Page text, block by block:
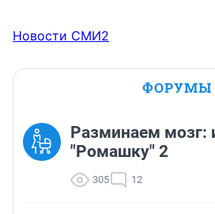
Новости СМИ2
ФОРУМЫ
Разминаем мозг:
"Ромашку" 2
305 12